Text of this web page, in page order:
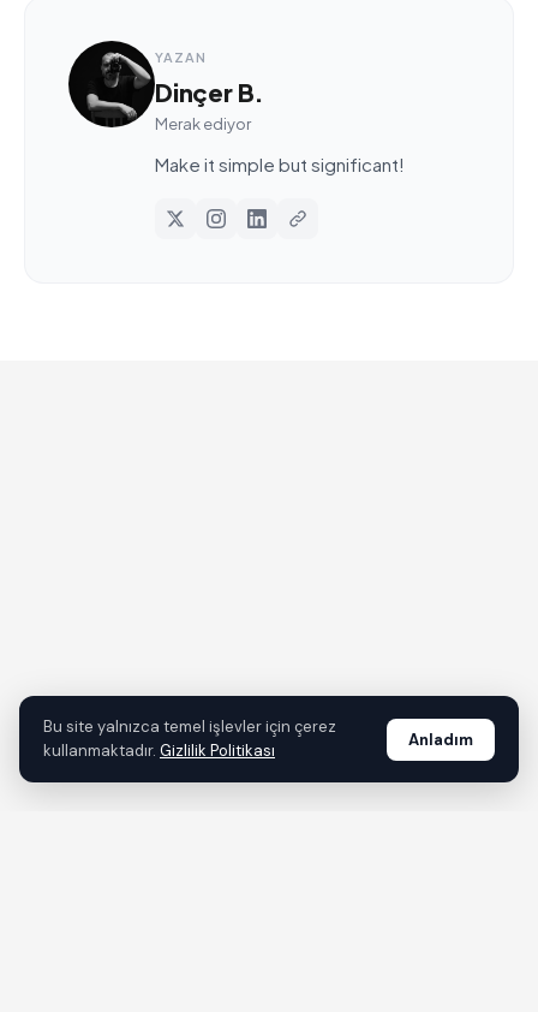
YAZAN
Dinçer B.
Merak ediyor
Make it simple but significant!
Bu site yalnızca temel işlevler için çerez
kullanmaktadır. Gizlilik Politikası
Anladım